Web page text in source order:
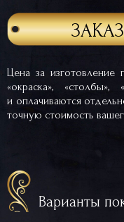
Цена за изготовление
«окраска», «столбы»,
и оплачиваются
точную стоимость
Варианты